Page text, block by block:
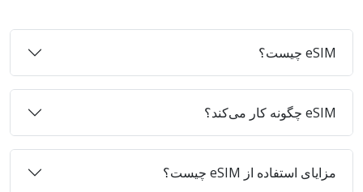
eSIM چیست؟
eSIM چگونه کار می‌کند؟
مزایای استفاده از eSIM چیست؟